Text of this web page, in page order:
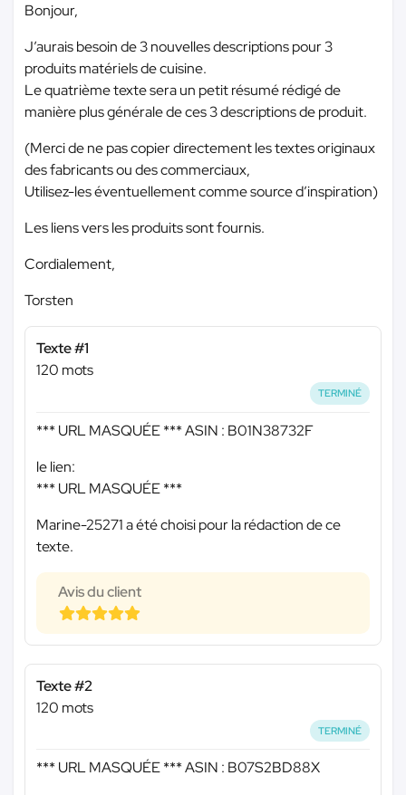
Bonjour,
J’aurais besoin de 3 nouvelles descriptions pour 3
produits matériels de cuisine.
Le quatrième texte sera un petit résumé rédigé de
manière plus générale de ces 3 descriptions de produit.
(Merci de ne pas copier directement les textes originaux
des fabricants ou des commerciaux,
Utilisez-les éventuellement comme source d’inspiration)
Les liens vers les produits sont fournis.
Cordialement,
Torsten
Texte #1
120 mots
TERMINÉ
*** URL MASQUÉE ***ASIN : B01N38732F
le lien:
*** URL MASQUÉE ***
Marine-25271 a été choisi pour la rédaction de ce
texte.
Avis du client
Texte #2
120 mots
TERMINÉ
*** URL MASQUÉE ***ASIN : B07S2BD88X